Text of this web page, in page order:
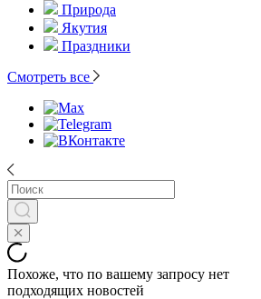
Природа
Якутия
Праздники
Смотреть все
Похоже, что по вашему запросу нет
подходящих новостей